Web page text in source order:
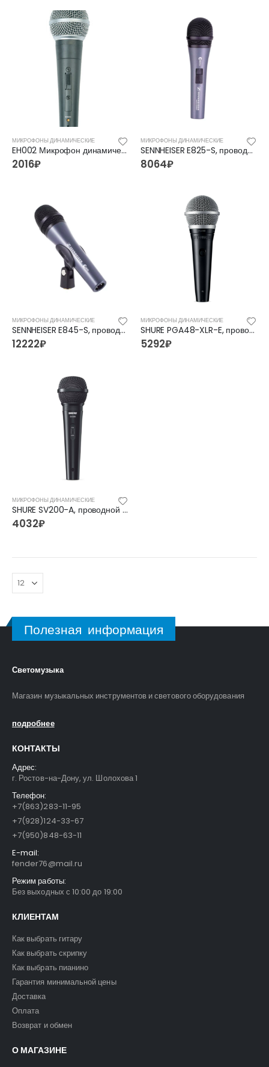
МИКРОФОНЫ ДИНАМИЧЕСКИЕ
EH002 Микрофон динамический, Soundking
2016₽
МИКРОФОНЫ ДИНАМИЧЕСКИЕ
SENNHEISER E825-S, проводной микрофон
8064₽
МИКРОФОНЫ ДИНАМИЧЕСКИЕ
SENNHEISER E845-S, проводной микрофон
12222₽
МИКРОФОНЫ ДИНАМИЧЕСКИЕ
SHURE PGA48-XLR-E, проводной микрофон
5292₽
МИКРОФОНЫ ДИНАМИЧЕСКИЕ
SHURE SV200-A, проводной микрофон
4032₽
4700 ₽ 3500
FFG-1040SB Акустическая гитара, санберст, с вырезом, Foix
6300₽
4700
FFG-1040SB Акустическая гитара, санберст, с вырезом, Foix
6300₽ 5400
Полезная информация
Светомузыка
Магазин музыкальных инструментов и светового оборудования
подробнее
КОНТАКТЫ
Адрес:
г. Ростов-на-Дону, ул. Шолохова 1
Телефон:
+7(863)283-11-95
+7(928)124-33-67
+7(950)848-63-11
E-mail:
fender76@mail.ru
Режим работы:
Без выходных с 10:00 до 19:00
КЛИЕНТАМ
Как выбрать гитару
Как выбрать скрипку
Как выбрать пианино
Гарантия минимальной цены
Доставка
Оплата
Возврат и обмен
О МАГАЗИНЕ